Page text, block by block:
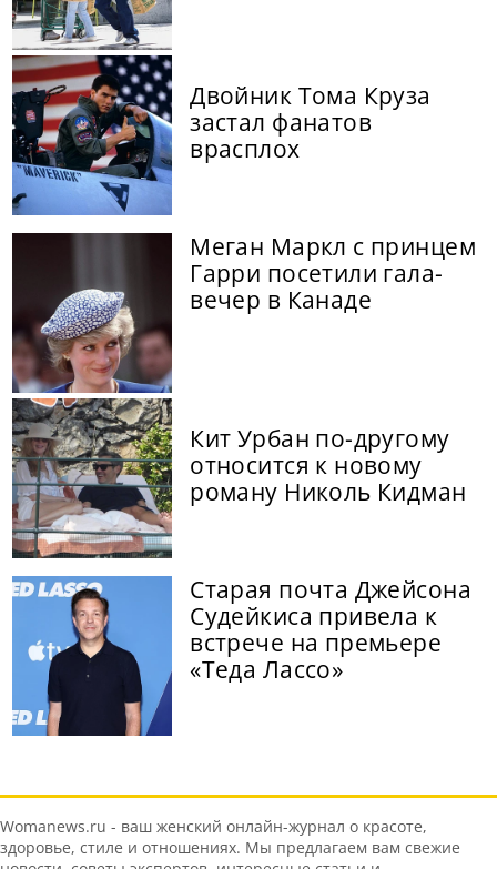
Двойник Тома Круза
застал фанатов
врасплох
Меган Маркл с принцем
Гарри посетили гала-
вечер в Канаде
Кит Урбан по-другому
относится к новому
роману Николь Кидман
Старая почта Джейсона
Судейкиса привела к
встрече на премьере
«Теда Лассо»
Womanews.ru - ваш женский онлайн-журнал о красоте,
здоровье, стиле и отношениях. Мы предлагаем вам свежие